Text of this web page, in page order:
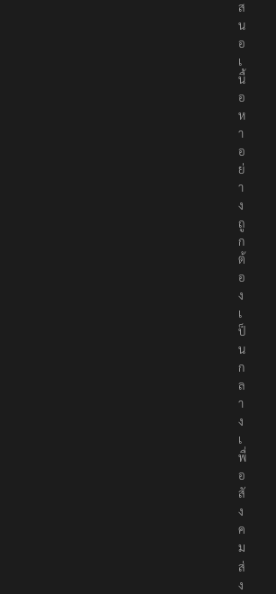
ส
น
อ
เ
นื้
อ
ห
า
อ
ย่
า
ง
ถู
ก
ต้
อ
ง
เ
ป็
น
ก
ล
า
ง
เ
พื่
อ
สั
ง
ค
ม
ส่
ง